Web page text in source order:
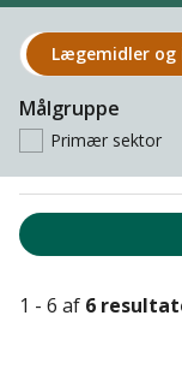
Lægemidler og
Målgruppe
Primær sektor
1 - 6 af 6